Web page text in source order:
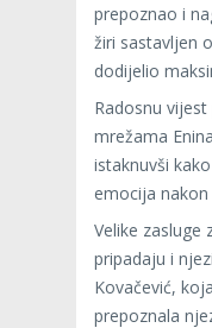
prepoznao i
žiri sastavljen
dodijelio
Radosnu
mrežama
istaknuvši
emocija
Velike zasluge
pripadaju i
Kovačević,
prepoznala